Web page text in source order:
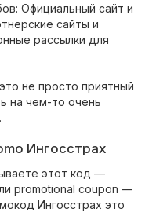
Официальный сайт и
сайты и
рассылки для
не просто приятный
на чем-то очень
Ингосстрах
этот код —
promotional coupon —
Ингосстрах это